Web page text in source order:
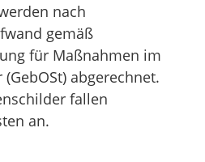
nach
gemäß
für Maßnahmen im
abgerechnet.
fallen
an.